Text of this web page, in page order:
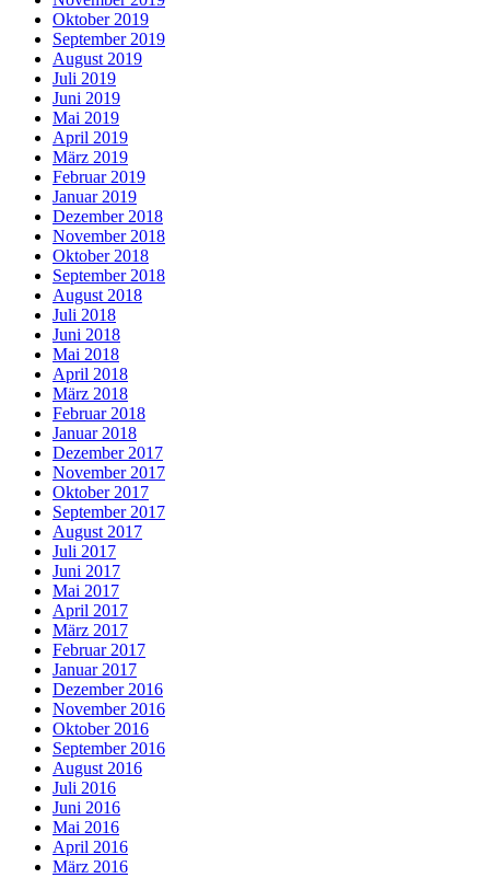
Oktober 2019
September 2019
August 2019
Juli 2019
Juni 2019
Mai 2019
April 2019
März 2019
Februar 2019
Januar 2019
Dezember 2018
November 2018
Oktober 2018
September 2018
August 2018
Juli 2018
Juni 2018
Mai 2018
April 2018
März 2018
Februar 2018
Januar 2018
Dezember 2017
November 2017
Oktober 2017
September 2017
August 2017
Juli 2017
Juni 2017
Mai 2017
April 2017
März 2017
Februar 2017
Januar 2017
Dezember 2016
November 2016
Oktober 2016
September 2016
August 2016
Juli 2016
Juni 2016
Mai 2016
April 2016
März 2016